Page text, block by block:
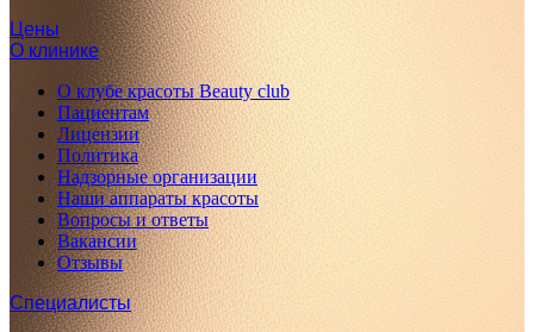
Цены
О клинике
О клубе красоты Beauty club
Пациентам
Лицензии
Политика
Надзорные организации
Наши аппараты красоты
Вопросы и ответы
Вакансии
Отзывы
Специалисты